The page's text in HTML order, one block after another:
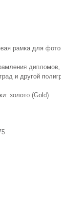
рамка для
дипломов,
и другой
золото (Gold)